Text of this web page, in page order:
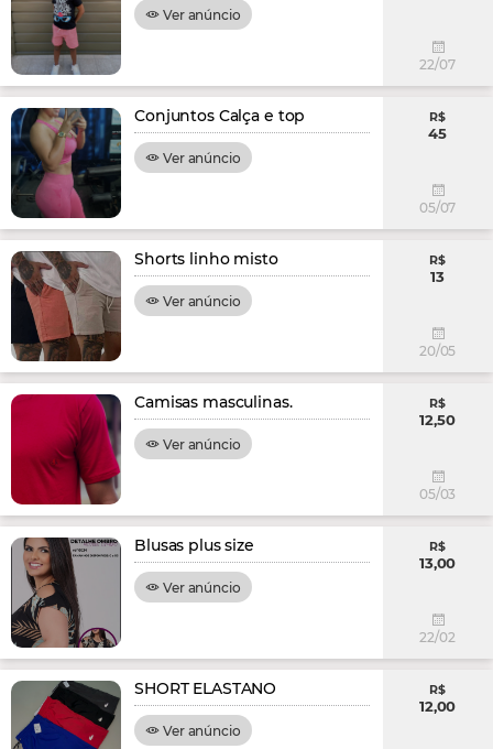
Ver anúncio
22/07
Conjuntos Calça e top
Ver anúncio
R$
45
05/07
Shorts linho misto
Ver anúncio
R$
13
20/05
Camisas masculinas.
Ver anúncio
R$
12,50
05/03
Blusas plus size
Ver anúncio
R$
13,00
22/02
SHORT ELASTANO
Ver anúncio
R$
12,00